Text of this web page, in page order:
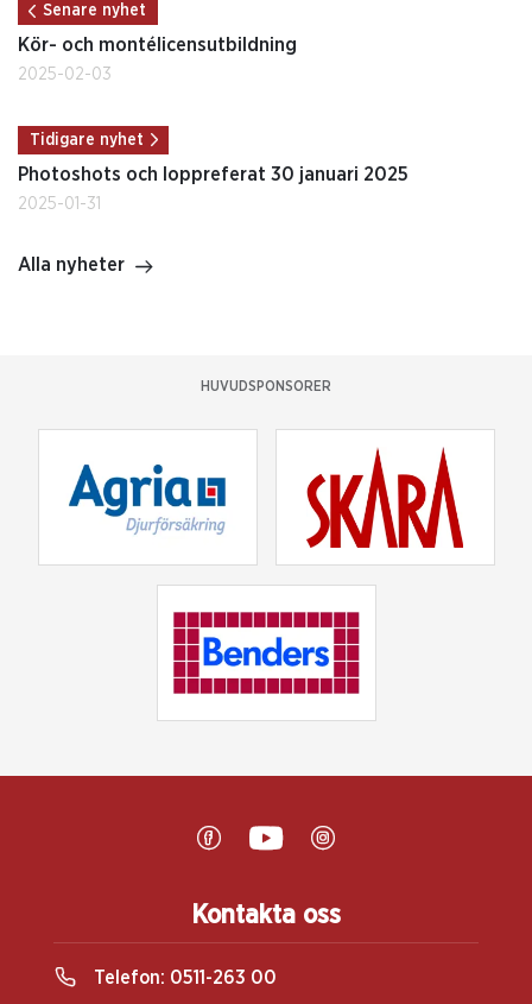
Senare nyhet
Kör- och montélicensutbildning
2025-02-03
Tidigare nyhet
Photoshots och loppreferat 30 januari 2025
2025-01-31
Alla nyheter
HUVUDSPONSORER
Kontakta oss
Telefon: 0511-263 00